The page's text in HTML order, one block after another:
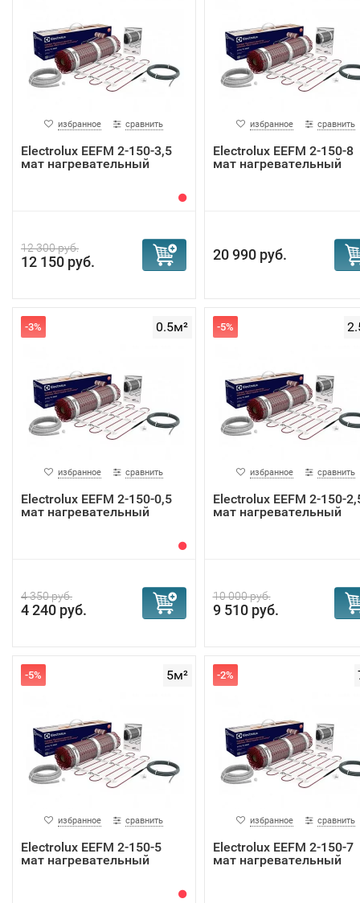
избранное сравнить
Electrolux EEFM 2-150-3,5
мат нагревательный
12 300 руб.
12 150 руб.
избранное сравнить
Electrolux EEFM 2-150-8
мат нагревательный
20 990 руб.
0.5м²
-3%
избранное сравнить
Electrolux EEFM 2-150-0,5
мат нагревательный
4 350 руб.
4 240 руб.
-5%
избранное сравнить
Electrolux EEFM 2-150-
мат нагревательный
10 000 руб.
9 510 руб.
5м²
-5%
избранное сравнить
Electrolux EEFM 2-150-5
мат нагревательный
-2%
избранное сравнить
Electrolux EEFM 2-150-7
мат нагревательный